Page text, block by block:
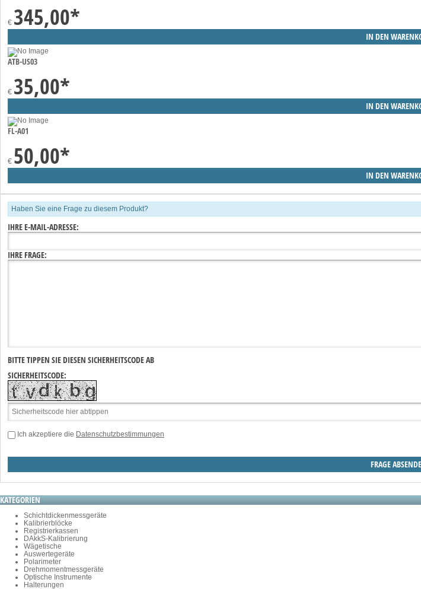
€ 345,00*
ATB-US03
€ 35,00*
FL-A01
€ 50,00*
Haben Sie eine Frage zu diesem Produkt?
IHRE E-MAIL-ADRESSE:
IHRE FRAGE:
BITTE TIPPEN SIE DIESEN SICHERHEITSCODE AB
SICHERHEITSCODE:
Ich akzeptiere die Datenschutzbestimmungen
KATEGORIEN
Schichtdickenmessgeräte
Kalibrierblöcke
Registrierkassen
DAkkS-Kalibrierung
Wägetische
Auswertegeräte
Polarimeter
Drehmomentmessgeräte
Optische Instrumente
Halterungen